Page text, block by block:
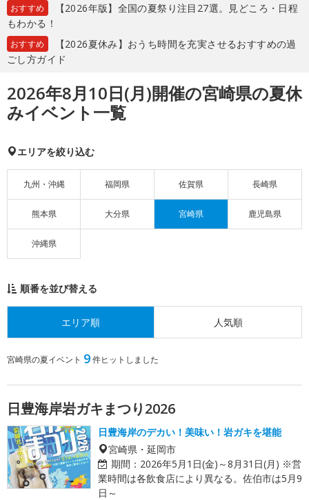
おすすめ
【2026年版】全国の夏祭り注目27選。見どころ・日程
もわかる！
おすすめ
【2026夏休み】おうち時間を充実させるおすすめの過
ごし方ガイド
2026年8月10日(月)開催の宮崎県の夏休
みイベント一覧
エリアを絞り込む
九州・沖縄 福岡県 佐賀県 長崎県
熊本県 大分県 宮崎県 鹿児島県
沖縄県
順番を並び替える
エリア順 人気順
宮崎県の夏イベント 9件ヒットしました
日豊海岸岩ガキまつり2026
日豊海岸のデカい！美味い！岩ガキを堪能
宮崎県・延岡市
期間： 2026年5月1日(金)～8月31日(月) ※営
業時間は各飲食店により異なる。佐伯市は5月9
日～